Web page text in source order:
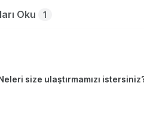
Oku 1
size ulaştırmamızı